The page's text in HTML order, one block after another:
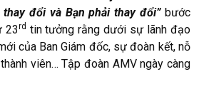
đổi và Bạn phải thay đổi”bước
23rd tin tưởng rằng dưới sự lãnh đạo
của Ban Giám đốc, sự đoàn kết, nỗ
viên… Tập đoàn AMV ngày càng